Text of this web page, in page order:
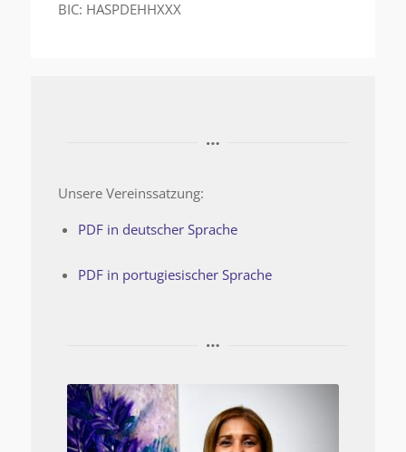
BIC: HASPDEHHXXX
Unsere Vereinssatzung:
PDF in deutscher Sprache
PDF in portugiesischer Sprache